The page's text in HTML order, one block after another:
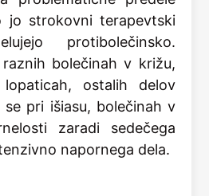
jo strokovni terapevtski
protibolečinsko.
bolečinah v križu,
ostalih delov
se pri išiasu, bolečinah v
zaradi sedečega
napornega dela.